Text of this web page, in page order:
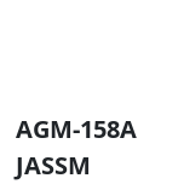
AGM‑158A
JASSM